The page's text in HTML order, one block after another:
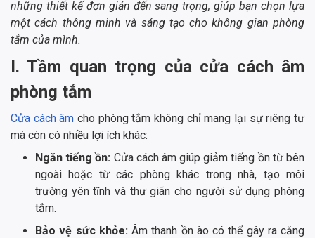
những thiết kế đơn giản đến sang trọng, giúp bạn chọn lựa
một cách thông minh và sáng tạo cho không gian phòng
tắm của mình.
I. Tầm quan trọng của cửa cách âm
phòng tắm
Cửa cách âm cho phòng tắm không chỉ mang lại sự riêng tư
mà còn có nhiều lợi ích khác:
Ngăn tiếng ồn: Cửa cách âm giúp giảm tiếng ồn từ bên
ngoài hoặc từ các phòng khác trong nhà, tạo môi
trường yên tĩnh và thư giãn cho người sử dụng phòng
tắm.
Bảo vệ sức khỏe: Âm thanh ồn ào có thể gây ra căng